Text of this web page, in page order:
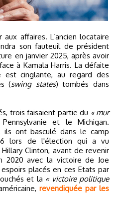
son fauteuil de président
en janvier 2025, après avoir
à Kamala Harris. La défaite
est cinglante, au regard des
(swing states) tombés dans
trois faisaient partie du « mur
et le Michigan.
ils ont basculé dans le camp
lors de l'élection qui a vu
Clinton, avant de revenir
2020 avec la victoire de Joe
placés en ces Etats par
et la « victoire politique
revendiquée par les